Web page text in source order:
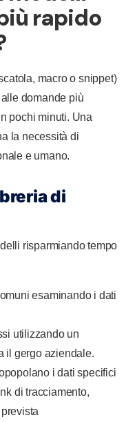
rapido
macro o snippet)
domande più
pochi minuti. Una
la necessità di
e umano.
di
risparmiando tempo
esaminando i dati
utilizzando un
il gergo aziendale.
i dati specifici
di tracciamento,